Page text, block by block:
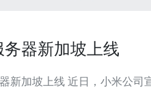
务器新加坡上线
日，小米公司宣布其服务器在新